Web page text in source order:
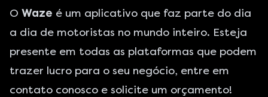
O Waze é um aplicativo que faz parte do dia
a dia de motoristas no mundo inteiro. Esteja
presente em todas as plataformas que podem
trazer lucro para o seu negócio, entre em
contato conosco e solicite um orçamento!